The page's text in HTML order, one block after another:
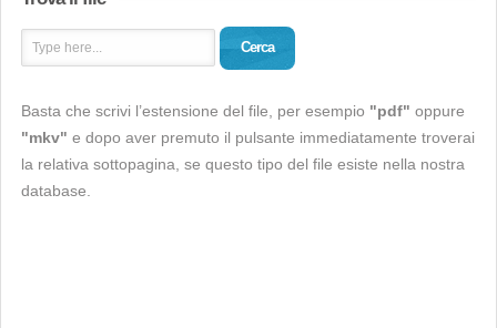
Cerca
Basta che scrivi l’estensione del file, per esempio "pdf" oppure
"mkv" e dopo aver premuto il pulsante immediatamente troverai
la relativa sottopagina, se questo tipo del file esiste nella nostra
database.